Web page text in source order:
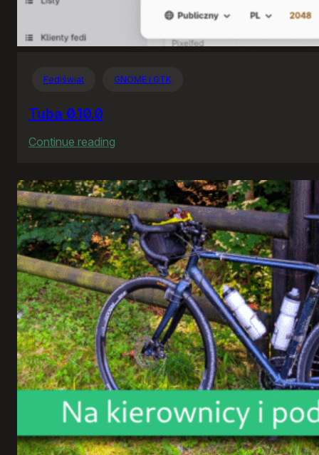
Fediświat GNOME i GTK
Tuba 0.10.0
Continue reading
0.10.0